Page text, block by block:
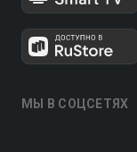
МЫ В СОЦСЕТЯХ